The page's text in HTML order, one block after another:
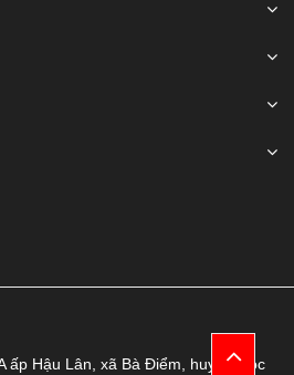
ấp Hậu Lân, xã Bà Điểm, huyện Hóc